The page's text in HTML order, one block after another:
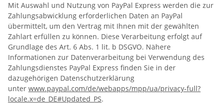
Mit Auswahl und Nutzung von PayPal Express werden die zur
Zahlungsabwicklung erforderlichen Daten an PayPal
übermittelt, um den Vertrag mit Ihnen mit der gewählten
Zahlart erfüllen zu können. Diese Verarbeitung erfolgt auf
Grundlage des Art. 6 Abs. 1 lit. b DSGVO. Nähere
Informationen zur Datenverarbeitung bei Verwendung des
Zahlungsdienstes PayPal Express finden Sie in der
dazugehörigen Datenschutzerklärung
unter www.paypal.com/de/webapps/mpp/ua/privacy-full?
locale.x=de_DE#Updated_PS.